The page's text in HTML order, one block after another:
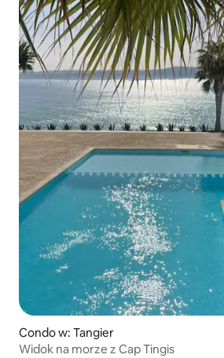
Condo w: Tangier
Widok na morze z Cap Tingis